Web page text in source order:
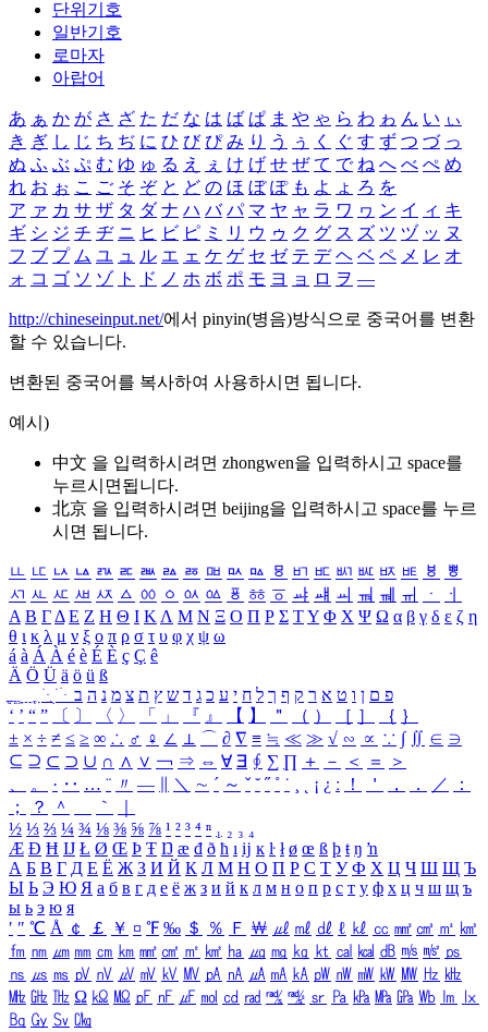
단위기호
일반기호
로마자
아랍어
あ ぁ か が さ ざ た だ な は ば ぱ ま や ゃ ら わ ゎ ん い ぃ
き ぎ し じ ち ぢ に ひ び ぴ み り う ぅ く ぐ す ず つ づ っ
ぬ ふ ぶ ぷ む ゆ ゅ る え ぇ け げ せ ぜ て で ね へ べ ぺ め
れ お ぉ こ ご そ ぞ と ど の ほ ぼ ぽ も よ ょ ろ を
ア ァ カ サ ザ タ ダ ナ ハ バ パ マ ヤ ャ ラ ワ ヮ ン イ ィ キ
ギ シ ジ チ ヂ ニ ヒ ビ ピ ミ リ ウ ゥ ク グ ス ズ ツ ヅ ッ ヌ
フ ブ プ ム ユ ュ ル エ ェ ケ ゲ セ ゼ テ デ ヘ ベ ペ メ レ オ
ォ コ ゴ ソ ゾ ト ド ノ ホ ボ ポ モ ヨ ョ ロ ヲ ―
http://chineseinput.net/에서 pinyin(병음)방식으로 중국어를 변환
할 수 있습니다.
변환된 중국어를 복사하여 사용하시면 됩니다.
예시)
中文 을 입력하시려면 zhongwen을 입력하시고 space를
누르시면됩니다.
北京 을 입력하시려면 beijing을 입력하시고 space를 누르
시면 됩니다.
ㅥ ㅦ ㅧ ㅨ ㅩ ㅪ ㅫ ㅬ ㅭ ㅮ ㅯ ㅰ ㅱ ㅲ ㅳ ㅴ ㅵ ㅶ ㅷ ㅸ
ㅹ
ㅺ ㅻ ㅼ ㅽ ㅾ ㅿ ㆀ ㆁ ㆂ ㆃ ㆄ ㆅ ㆆ ㆇ ㆈ ㆉ ㆊ ㆋ ㆌ ㆍ
ㆎ
Α Β ΓΔ Ε Ζ Η Θ Ι ΚΛ Μ Ν Ξ Ο Π Ρ Σ ΤΥ Φ Χ Ψ Ω α β γ δ ε ζ η
θ ι κ λ μ ν ξ ο π ρ σ τ υ φ χ ψ ω
á à Á À é è É È ç Ç ê
Ä Ö Ü ä ö ü ß
ִֶֹ ֻּ ׁׂ פ ם ן ו ט א ר ק ף ך ל ח י ע כ ג ד ש ץ ת צ מ נ ה ב
‘ ’ “ ” 〔 〕 〈 〉 「 」 『 』 【 】 ＂ （ ） ［ ］ ｛ ｝
± × ÷ ≠ ≤ ≥ ∞ ∴ ♂ ♀ ∠ ⊥ ⌒ ∂ ∇ ≡ ≒ ≪ ≫ √ ∽ ∝ ∵ ∫ ∬ ∈ ∋
⊆ ⊇ ⊂ ⊃ ∪ ∩ ∧ ∨ ￢ ⇒ ⇔ ∀ ∃ ∮ ∑ ∏ ＋ － ＜ ＝
＞
、
。 · ‥ … ¨ 〃 ― ＼ ∼ ´ ～ ˇ ˘ ˝ ˚ ˙ ¸ ¡ ¿ ː ！ ＇ ， ． ／
：
；
？ ＾ ｀
½ ⅓ ⅔ ¼ ¾ ⅛ ⅜ ⅝ ⅞ ¹ ² ³ ⁴ ⁿ ₁ ₂ ₃ ₄
Æ Ð Ħ Ĳ Ł Ø Œ Þ Ŧ Ŋ æ đ ð ħ ı ĳ ĸ ŀ ł ø œ ß þ ŧ ŋ ŉ
А Б В Г Д Е Ё Ж З И Й К Л М Н О П Р С Т У Ф Х Ц Ч Ш Щ Ъ
Ы Ь Э Ю Я а б в г д е ё ж з и й к л м н о п р с т у ф х ц ч ш щ ъ
ы ь э ю я
′ ″ ℃ Å ￠ ￡ ￥ ¤ ℉ ‰ ＄ ％ Ｆ ￦ ㎕ ㎖ ㎗ ℓ ㎘ ㏄ ㎣ ㎤ ㎥ ㎦
㎙ ㎚ ㎛ ㎜ ㎝ ㎞ ㎟ ㎠ ㎡ ㎢ ㏊ ㎍ ㎎ ㎏ ㏏ ㎈ ㎉ ㏈ ㎧ ㎨ ㎰
㎱ ㎲ ㎳ ㎴ ㎵ ㎶ ㎷ ㎸ ㎹ ㎀ ㎁ ㎂ ㎃ ㎄ ㎺ ㎻ ㎽ ㎾ ㎿ ㎐ ㎑
㎒ ㎓ ㎔ Ω ㏀ ㏁ ㎊ ㎋ ㎌ ㏖ ㏅ ㎭ ㎮ ㎯ ㏛ ㎩ ㎪ ㎫ ㎬ ㏝ ㏐
㏓
㏃ ㏉ ㏜ ㏆